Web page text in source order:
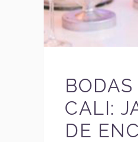
BODAS
CALI:
DE